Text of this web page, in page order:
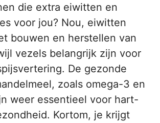
die extra eiwitten en
voor jou? Nou, eiwitten
bouwen en herstellen van
vezels belangrijk zijn voor
De gezonde
zoals omega-3 en
weer essentieel voor hart-
Kortom, je krijgt